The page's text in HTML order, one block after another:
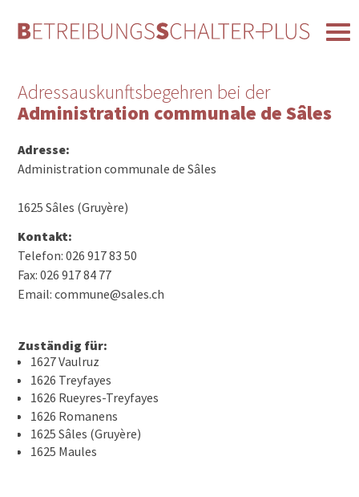
Adressauskunftsbegehren bei der
Administration communale de Sâles
Adresse:
Administration communale de Sâles
1625 Sâles (Gruyère)
Kontakt:
Telefon: 026 917 83 50
Fax: 026 917 84 77
Email: commune@sales.ch
Zuständig für:
1627 Vaulruz
1626 Treyfayes
1626 Rueyres-Treyfayes
1626 Romanens
1625 Sâles (Gruyère)
1625 Maules